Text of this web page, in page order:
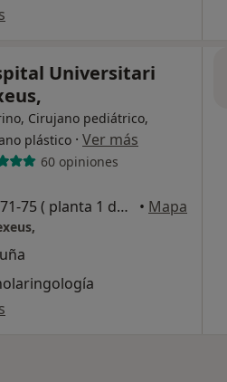
Universitari
Cirujano pediátrico,
plástico · Ver más
60 opiniones
Gran Via de Carles III 71-75 ( planta 1 del edificio jardín), Barcelona • Mapa